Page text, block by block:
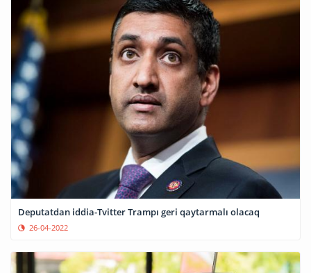
Deputatdan iddia-Tvitter Trampı geri qaytarmalı olacaq
26-04-2022